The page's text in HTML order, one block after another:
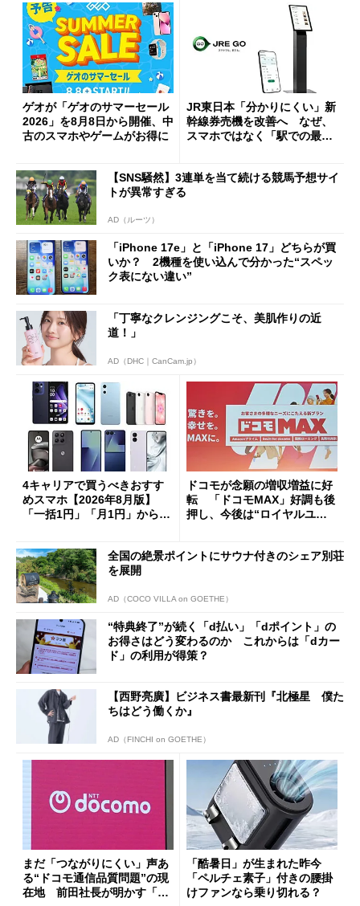
ゲオが「ゲオのサマーセール
2026」を8月8日から開催、中
古のスマホやゲームがお得に
JR東日本「分かりにくい」新
幹線券売機を改善へ なぜ、
スマホではなく「駅での最短
【SNS騒然】3連単を当て続ける競馬予想サイ
トが異常すぎる
AD（ルーツ）
「iPhone 17e」と「iPhone 17」どちらが買
いか？ 2機種を使い込んで分かった“スペッ
ク表にない違い”
「丁寧なクレンジングこそ、美肌作りの近
道！」
AD（DHC｜CanCam.jp）
4キャリアで買うべきおすす
めスマホ【2026年8月版】
「一括1円」「月1円」からお
ドコモが念願の増収増益に好
転 「ドコモMAX」好調も後
押し、今後は“ロイヤルユー
全国の絶景ポイントにサウナ付きのシェア別荘
を展開
AD（COCO VILLA on GOETHE）
“特典終了”が続く「d払い」「dポイント」の
お得さはどう変わるのか これからは「dカー
ド」の利用が得策？
【西野亮廣】ビジネス書最新刊『北極星 僕た
ちはどう働くか』
AD（FINCHI on GOETHE）
まだ「つながりにくい」声あ
る“ドコモ通信品質問題”の現
在地 前田社長が明かす「道
「酷暑日」が生まれた昨今
「ペルチェ素子」付きの腰掛
けファンなら乗り切れる？